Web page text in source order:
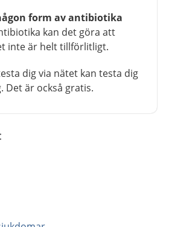
form av antibiotika
kan det göra att
inte är helt tillförlitligt.
dig via nätet kan testa dig
Det är också gratis.